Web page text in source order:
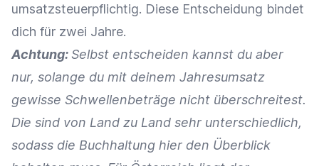
umsatzsteuerpflichtig. Diese Entscheidung bindet
dich für zwei Jahre.
Achtung: Selbst entscheiden kannst du aber
nur, solange du mit deinem Jahresumsatz
gewisse Schwellenbeträge nicht überschreitest.
Die sind von Land zu Land sehr unterschiedlich,
sodass die Buchhaltung hier den Überblick